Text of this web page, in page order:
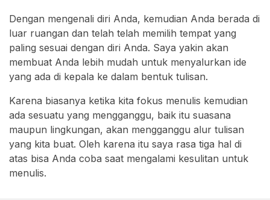
Dengan mengenali diri Anda, kemudian Anda berada di
luar ruangan dan telah telah memilih tempat yang
paling sesuai dengan diri Anda. Saya yakin akan
membuat Anda lebih mudah untuk menyalurkan ide
yang ada di kepala ke dalam bentuk tulisan.
Karena biasanya ketika kita fokus menulis kemudian
ada sesuatu yang mengganggu, baik itu suasana
maupun lingkungan, akan mengganggu alur tulisan
yang kita buat. Oleh karena itu saya rasa tiga hal di
atas bisa Anda coba saat mengalami kesulitan untuk
menulis.